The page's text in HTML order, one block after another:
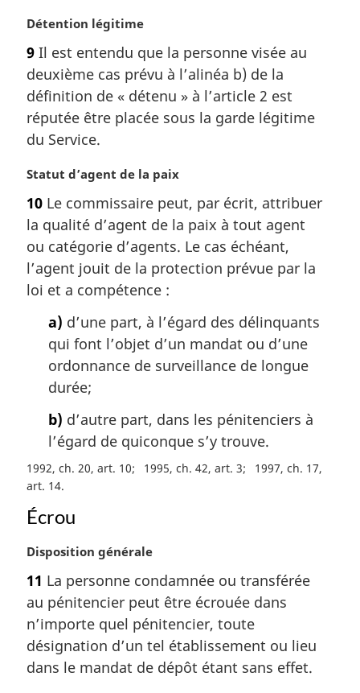
e
N
t
e
m
a
g
n
a
l
e
:
Détention légitime
9 Il est entendu que la personne visée au
deuxième cas prévu à l’alinéa b) de la
définition de « détenu » à l’article 2 est
réputée être placée sous la garde légitime
du Service.
N
t
e
m
a
g
Statut d’agent de la paix
10 Le commissaire peut, par écrit, attribuer
la qualité d’agent de la paix à tout agent
ou catégorie d’agents. Le cas échéant,
l’agent jouit de la protection prévue par la
loi et a compétence :
a) d’une part, à l’égard des délinquants
qui font l’objet d’un mandat ou d’une
ordonnance de surveillance de longue
durée;
b) d’autre part, dans les pénitenciers à
l’égard de quiconque s’y trouve.
1992, ch. 20, art. 10 1995, ch. 42, art. 3
1997, ch. 17,
art. 14
Écrou
N
t
e
m
a
g
Disposition générale
11 La personne condamnée ou transférée
au pénitencier peut être écrouée dans
n’importe quel pénitencier, toute
désignation d’un tel établissement ou lieu
dans le mandat de dépôt étant sans effet.